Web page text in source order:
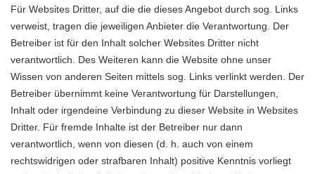
Für Websites Dritter, auf die die dieses Angebot durch sog. Links
verweist, tragen die jeweiligen Anbieter die Verantwortung. Der
Betreiber ist für den Inhalt solcher Websites Dritter nicht
verantwortlich. Des Weiteren kann die Website ohne unser
Wissen von anderen Seiten mittels sog. Links verlinkt werden. Der
Betreiber übernimmt keine Verantwortung für Darstellungen,
Inhalt oder irgendeine Verbindung zu dieser Website in Websites
Dritter. Für fremde Inhalte ist der Betreiber nur dann
verantwortlich, wenn von diesen (d. h. auch von einem
rechtswidrigen oder strafbaren Inhalt) positive Kenntnis vorliegt